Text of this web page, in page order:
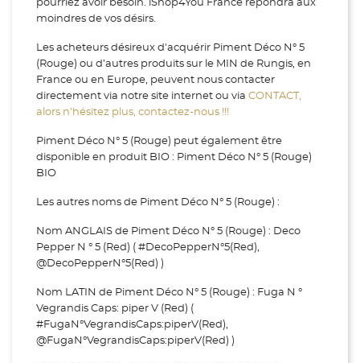
pourriez avoir besoin. iShop4You France répondra aux
moindres de vos désirs.
Les acheteurs désireux d'acquérir Piment Déco N° 5
(Rouge) ou d’autres produits sur le MIN de Rungis, en
France ou en Europe, peuvent nous contacter
directement via notre site internet ou via CONTACT,
alors n’hésitez plus, contactez-nous !!!
Piment Déco N° 5 (Rouge) peut également être
disponible en produit BIO : Piment Déco N° 5 (Rouge)
BIO
Les autres noms de Piment Déco N° 5 (Rouge) :
Nom ANGLAIS de Piment Déco N° 5 (Rouge) : Deco
Pepper N ° 5 (Red) ( #DecoPepperN°5(Red),
@DecoPepperN°5(Red) )
Nom LATIN de Piment Déco N° 5 (Rouge) : Fuga N °
Vegrandis Caps: piper V (Red) (
#FugaN°VegrandisCaps:piperV(Red),
@FugaN°VegrandisCaps:piperV(Red) )